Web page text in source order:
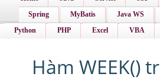
Spring
MyBatis Java WS
Python
PHP Excel VBA
Hàm WEEK()